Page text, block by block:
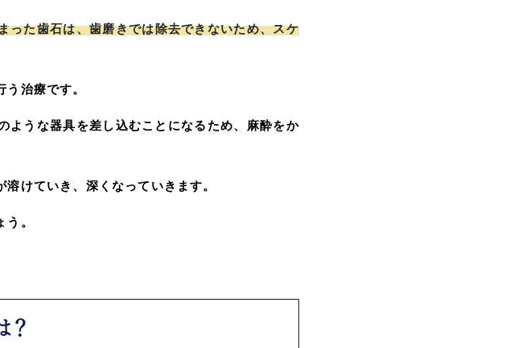
った歯石は、歯磨きでは除去できないため、スケ
治療です。
ような器具を差し込むことになるため、麻酔をか
けていき、深くなっていきます。
。
？